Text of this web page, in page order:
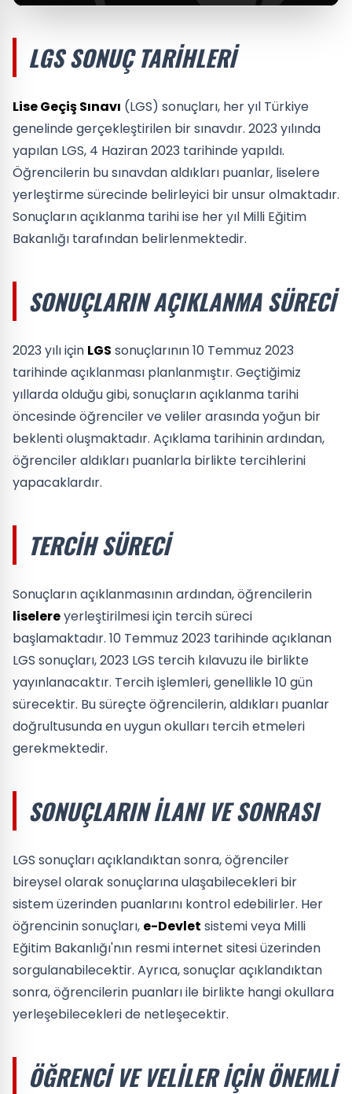
LGS SONUÇ TARIHLERI
Lise Geçiş Sınavı (LGS) sonuçları, her yıl Türkiye
genelinde gerçekleştirilen bir sınavdır. 2023 yılında
yapılan LGS, 4 Haziran 2023 tarihinde yapıldı.
Öğrencilerin bu sınavdan aldıkları puanlar, liselere
yerleştirme sürecinde belirleyici bir unsur olmaktadır.
Sonuçların açıklanma tarihi ise her yıl Milli Eğitim
Bakanlığı tarafından belirlenmektedir.
SONUÇLARIN AÇIKLANMA SÜRECI
2023 yılı için LGS sonuçlarının 10 Temmuz 2023
tarihinde açıklanması planlanmıştır. Geçtiğimiz
yıllarda olduğu gibi, sonuçların açıklanma tarihi
öncesinde öğrenciler ve veliler arasında yoğun bir
beklenti oluşmaktadır. Açıklama tarihinin ardından,
öğrenciler aldıkları puanlarla birlikte tercihlerini
yapacaklardır.
TERCIH SÜRECI
Sonuçların açıklanmasının ardından, öğrencilerin
liselereyerleştirilmesi için tercih süreci
başlamaktadır. 10 Temmuz 2023 tarihinde açıklanan
LGS sonuçları, 2023 LGS tercih kılavuzu ile birlikte
yayınlanacaktır. Tercih işlemleri, genellikle 10 gün
sürecektir. Bu süreçte öğrencilerin, aldıkları puanlar
doğrultusunda en uygun okulları tercih etmeleri
gerekmektedir.
SONUÇLARIN İLANI VE SONRASI
LGS sonuçları açıklandıktan sonra, öğrenciler
bireysel olarak sonuçlarına ulaşabilecekleri bir
sistem üzerinden puanlarını kontrol edebilirler. Her
öğrencinin sonuçları, e-Devlet sistemi veya Milli
Eğitim Bakanlığı'nın resmi internet sitesi üzerinden
sorgulanabilecektir. Ayrıca, sonuçlar açıklandıktan
sonra, öğrencilerin puanları ile birlikte hangi okullara
yerleşebilecekleri de netleşecektir.
ÖĞRENCI VE VELILER IÇIN ÖNEMLI